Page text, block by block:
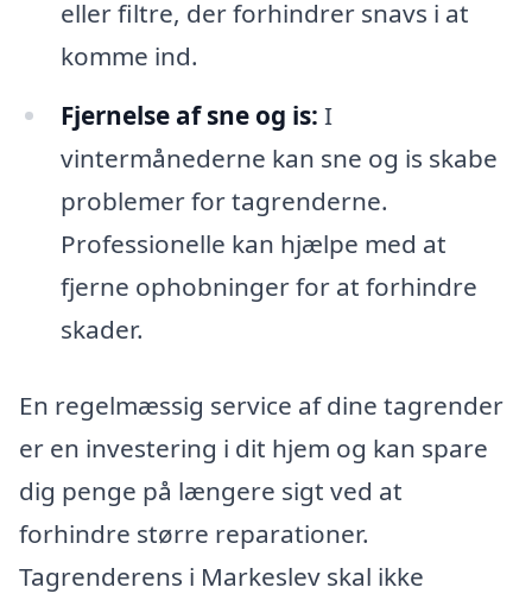
eller filtre, der forhindrer snavs i at
komme ind.
Fjernelse af sne og is: I
vintermånederne kan sne og is skabe
problemer for tagrenderne.
Professionelle kan hjælpe med at
fjerne ophobninger for at forhindre
skader.
En regelmæssig service af dine tagrender
er en investering i dit hjem og kan spare
dig penge på længere sigt ved at
forhindre større reparationer.
Tagrenderens i Markeslev skal ikke